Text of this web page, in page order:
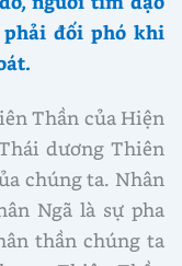
đối phó khi
Thần của Hiện
dương Thiên
chúng ta. Nhân
Ngã là sự pha
thần chúng ta